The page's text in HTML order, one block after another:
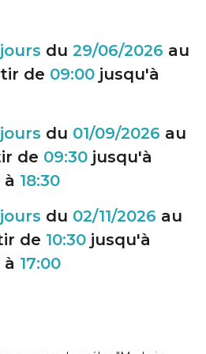
du 29/06/2026 au
de 09:00 jusqu'à
du 01/09/2026 au
de 09:30 jusqu'à
à 18:30
du 02/11/2026 au
de 10:30 jusqu'à
à 17:00